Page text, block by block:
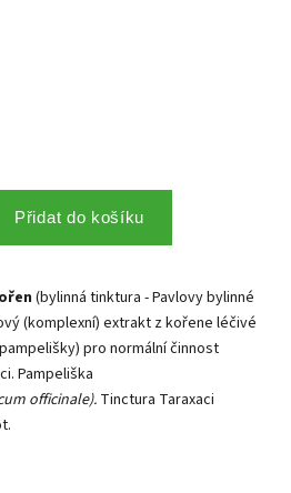
Přidat do košíku
(bylinná tinktura - Pavlovy bylinné
(komplexní) extrakt z kořene léčivé
pro normální činnost
Pampeliška
officinale).Tinctura Taraxaci